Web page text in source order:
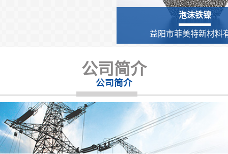
泡沫铁镍
益阳市菲美特新材料
公司简介
公司简介